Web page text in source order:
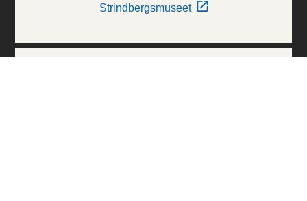
Strindbergsmuseet